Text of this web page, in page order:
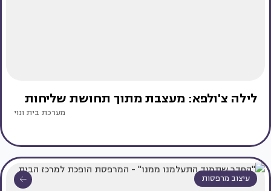
לילה צ'ולפא: מעצבת מתוך תחושת שליחות
מערכת בית ונוי
עיצוב מרפסות